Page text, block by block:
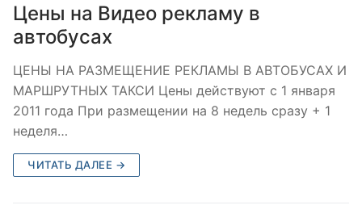
Цены на Видео рекламу в
автобусах
ЦЕНЫ НА РАЗМЕЩЕНИЕ РЕКЛАМЫ В АВТОБУСАХ И
МАРШРУТНЫХ ТАКСИ Цены действуют с 1 января
2011 года При размещении на 8 недель сразу + 1
неделя…
ЧИТАТЬ ДАЛЕЕ →